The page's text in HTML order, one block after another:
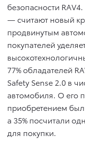
безопасности
— считают новый
продвинутым
покупателей
77% обладателей
Safety Sense 2.0 в
автомобиля. О его
приобретением
а 35% посчитали
для покупки.